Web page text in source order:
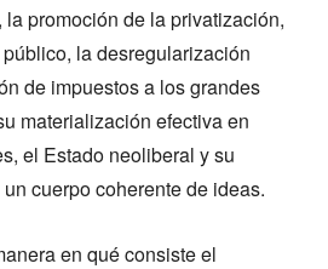
promoción de la privatización,
la desregularización
de impuestos a los grandes
materialización efectiva en
el Estado neoliberal y su
cuerpo coherente de ideas.
en qué consiste el